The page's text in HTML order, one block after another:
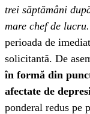
trei săptămâni
mare chef de
perioada de
solicitantă. De
în formă din
afectate de
ponderal redus pe